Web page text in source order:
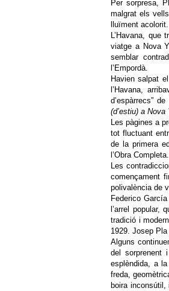
Per sorpresa,
malgrat els
lluïment acolorit.
L’Havana,
viatge a Nova
semblar
l’Empordà.
Havien salpat
l’Havana,
d’espàrrecs”
(d’estiu) a Nova
Les pàgines a
tot fluctuant
de la primera
l’Obra Completa.
Les
començament
polivalència de
Federico
l’arrel popular,
tradició i
1929. Josep
Alguns
del sorprenent
esplèndida, a
freda,
boira